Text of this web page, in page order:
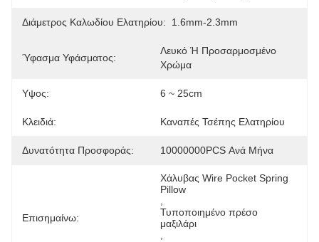
Διάμετρος Καλωδίου Ελατηρίου: 1.6mm-2.3mm
Ύφασμα Υφάσματος:
Λευκό Ή Προσαρμοσμένο
Χρώμα
Υψος: 6 ~ 25cm
Κλειδιά: Καναπές Τσέπης Ελατηρίου
Δυνατότητα Προσφοράς: 10000000PCS Ανά Μήνα
Επισημαίνω:
Χάλυβας Wire Pocket Spring
Pillow
Τυποποιημένο πρέσο
μαξιλάρι